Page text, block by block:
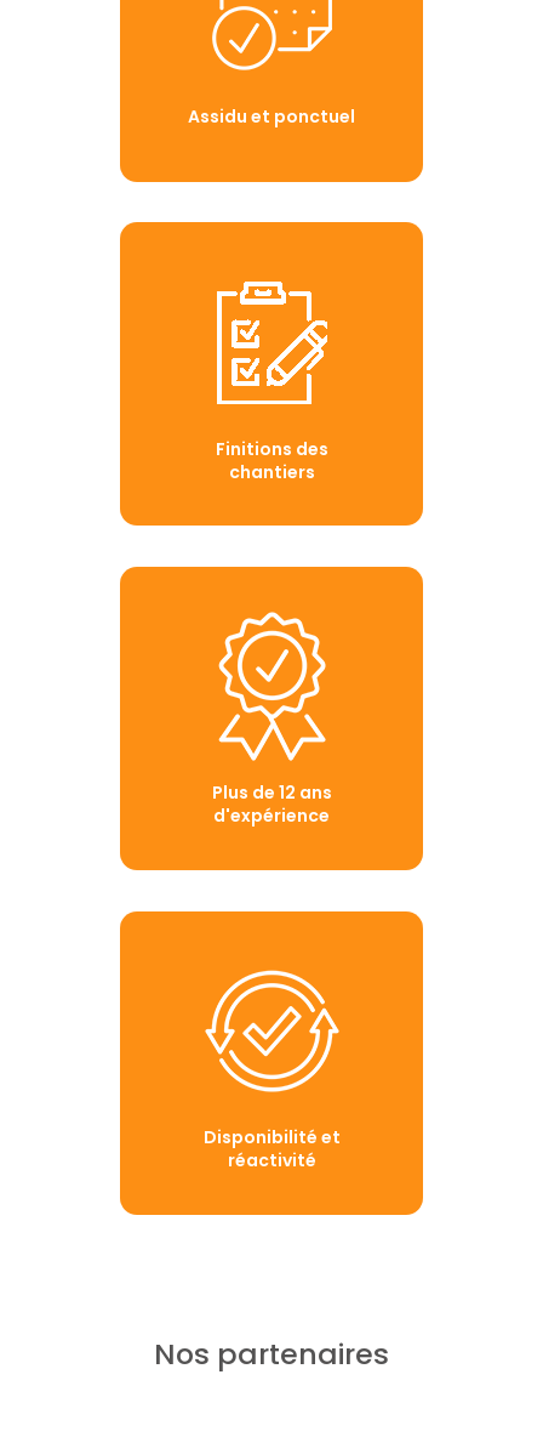
Assidu et ponctuel
Finitions des
chantiers
Plus de 12 ans
d'expérience
Disponibilité et
réactivité
Nos partenaires